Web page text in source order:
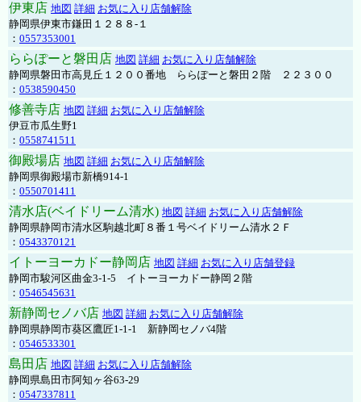
伊東店 地図 詳細 お気に入り店舗解除
静岡県伊東市鎌田１２８８-１
： 0557353001
ららぽーと磐田店 地図 詳細 お気に入り店舗解除
静岡県磐田市高見丘１２００番地 ららぽーと磐田２階 ２２３００
： 0538590450
修善寺店 地図 詳細 お気に入り店舗解除
伊豆市瓜生野1
： 0558741511
御殿場店 地図 詳細 お気に入り店舗解除
静岡県御殿場市新橋914-1
： 0550701411
清水店(ベイドリーム清水) 地図 詳細 お気に入り店舗解除
静岡県静岡市清水区駒越北町８番１号ベイドリーム清水２Ｆ
： 0543370121
イトーヨーカドー静岡店 地図 詳細 お気に入り店舗登録
静岡市駿河区曲金3-1-5 イトーヨーカドー静岡２階
： 0546545631
新静岡セノバ店 地図 詳細 お気に入り店舗解除
静岡県静岡市葵区鷹匠1-1-1 新静岡セノバ4階
： 0546533301
島田店 地図 詳細 お気に入り店舗解除
静岡県島田市阿知ヶ谷63-29
： 0547337811